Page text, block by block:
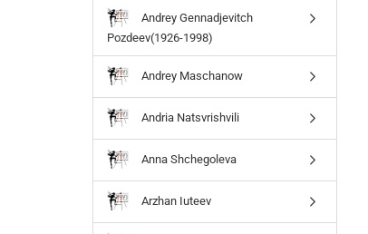
Andrey Gennadjevitch
Pozdeev(1926-1998)
Andrey Maschanow
Andria Natsvrishvili
Anna Shchegoleva
Arzhan Iuteev